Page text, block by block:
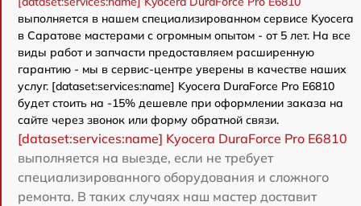
выполняется в нашем специализированном сервисе Kyocera
в Саратове мастерами с огромным опытом - от 5 лет. На все
виды работ и запчасти предоставляем расширенную
гарантию - мы в сервис-центре уверены в качестве наших
услуг. [dataset:services:name] Kyocera DuraForce Pro E6810
будет стоить на -15% дешевле при оформлении заказа на
сайте через звонок или форму обратной связи.
[dataset:services:name] Kyocera DuraForce Pro E6810
выполняется на выезде, если не требует
специализированного оборудования и сложного
ремонта. В таких случаях наш мастер доставит